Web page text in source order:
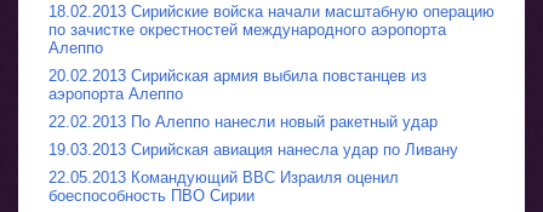
18.02.2013 Сирийские войска начали масштабную операцию
по зачистке окрестностей международного аэропорта
Алеппо
20.02.2013 Сирийская армия выбила повстанцев из
аэропорта Алеппо
22.02.2013 По Алеппо нанесли новый ракетный удар
19.03.2013 Сирийская авиация нанесла удар по Ливану
22.05.2013 Командующий ВВС Израиля оценил
боеспособность ПВО Сирии